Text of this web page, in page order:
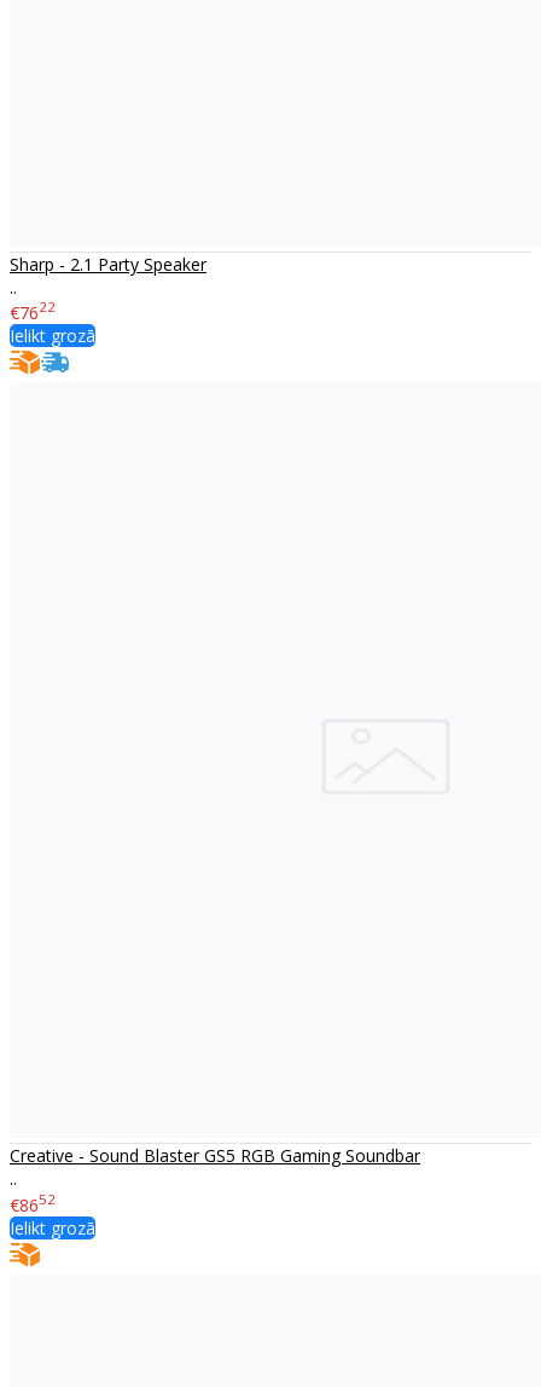
Sharp - 2.1 Party Speaker
..
€7622
Ielikt grozā
Creative - Sound Blaster GS5 RGB Gaming Soundbar
..
€8652
Ielikt grozā